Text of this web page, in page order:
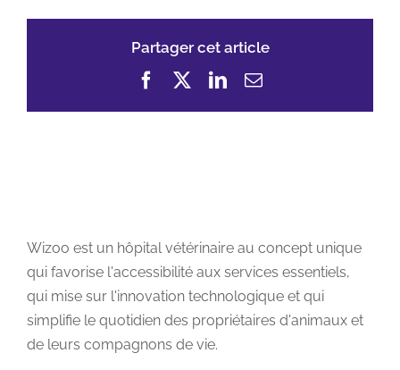
Partager cet article
FacebookLinkedIn
Email
Wizoo est un hôpital vétérinaire au concept unique
qui favorise l'accessibilité aux services essentiels,
qui mise sur l'innovation technologique et qui
simplifie le quotidien des propriétaires d'animaux et
de leurs compagnons de vie.